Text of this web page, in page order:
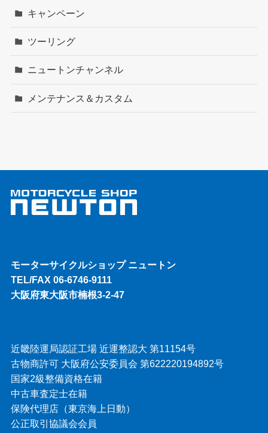
キャンペーン
ツーリング
ニュートンチャンネル
メンテナンス＆カスタム
モーターサイクルショップ ニュートン
TEL/FAX 06-6746-9111
大阪府東大阪市楠根3-2-47
近畿陸運局認証工場 近運整認大 第11154号
古物商許可 大阪府公安委員会 第622220194892号
国家2級整備資格在籍
中古車査定士在籍
保険代理店（東京海上日動）
公正取引協議会会員